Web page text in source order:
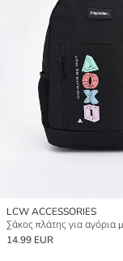
LCW ACCESSORIES
14.99 EUR